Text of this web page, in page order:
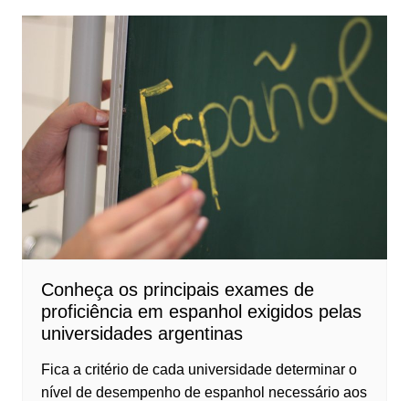
Conheça os principais exames de
proficiência em espanhol exigidos pelas
universidades argentinas
Fica a critério de cada universidade determinar o
nível de desempenho de espanhol necessário aos